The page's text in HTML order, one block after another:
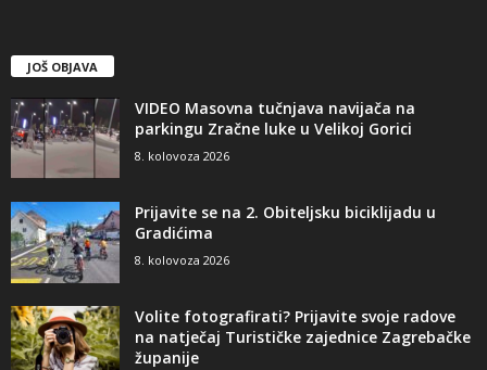
JOŠ OBJAVA
VIDEO Masovna tučnjava navijača na
parkingu Zračne luke u Velikoj Gorici
8. kolovoza 2026
Prijavite se na 2. Obiteljsku biciklijadu u
Gradićima
8. kolovoza 2026
Volite fotografirati? Prijavite svoje radove
na natječaj Turističke zajednice Zagrebačke
županije